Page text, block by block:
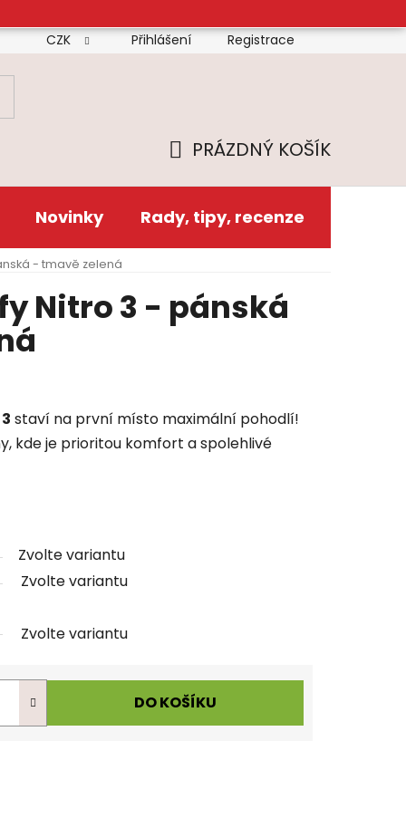
Doprava Platba Reklamační řád
CZK Přihlášení Registrace
KOŠÍK
PRÁZDNÝ KOŠÍK
Novinky Rady, tipy, recenze
- tmavě zelená
Nitro 3 - pánská
staví na první místo maximální pohodlí!
kde je prioritou komfort a spolehlivé
Zvolte variantu
Zvolte variantu
Zvolte variantu
DO KOŠÍKU